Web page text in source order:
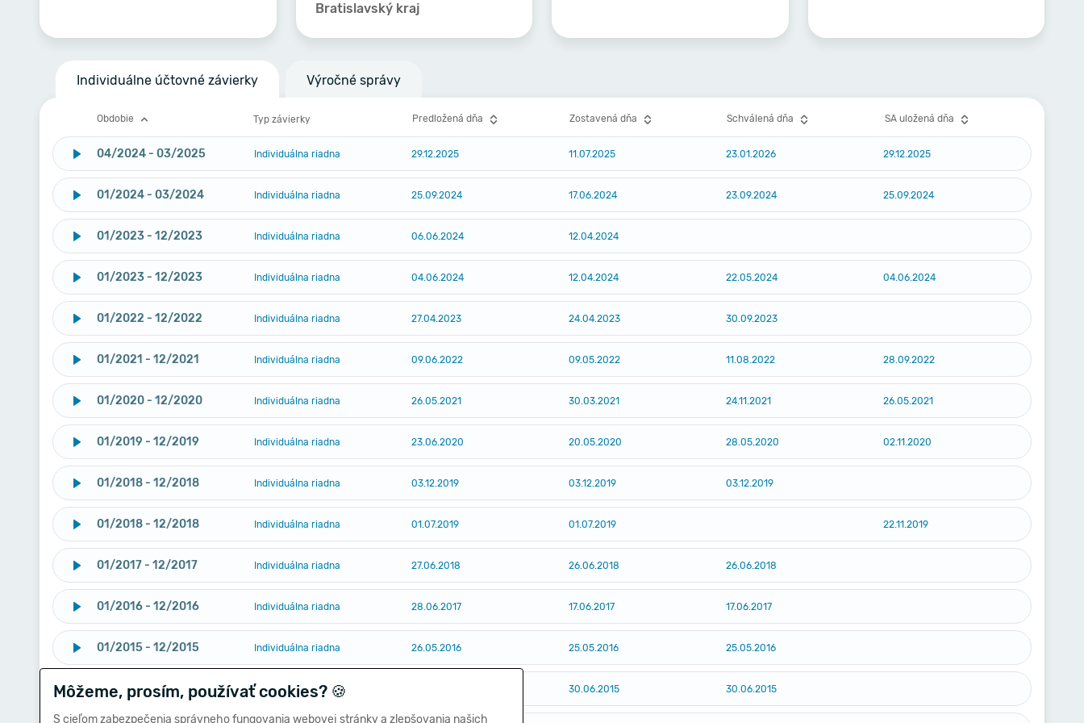
Bratislavský kraj
Individuálne účtovné závierky Výročné správy
Obdobie Typ závierky Predložená dňa Zostavená dňa Schválená dňa SA uložená dňa
04/2024 - 03/2025 Individuálna riadna 29.12.2025 11.07.2025 23.01.2026 29.12.2025
01/2024 - 03/2024 Individuálna riadna 25.09.2024 17.06.2024 23.09.2024 25.09.2024
01/2023 - 12/2023 Individuálna riadna 06.06.2024 12.04.2024
01/2023 - 12/2023 Individuálna riadna 04.06.2024 12.04.2024 22.05.2024 04.06.2024
01/2022 - 12/2022 Individuálna riadna 27.04.2023 24.04.2023 30.09.2023
01/2021 - 12/2021 Individuálna riadna 09.06.2022 09.05.2022 11.08.2022 28.09.2022
01/2020 - 12/2020 Individuálna riadna 26.05.2021 30.03.2021 24.11.2021 26.05.2021
01/2019 - 12/2019 Individuálna riadna 23.06.2020 20.05.2020 28.05.2020 02.11.2020
01/2018 - 12/2018 Individuálna riadna 03.12.2019 03.12.2019 03.12.2019
01/2018 - 12/2018 Individuálna riadna 01.07.2019 01.07.2019 22.11.2019
01/2017 - 12/2017 Individuálna riadna 27.06.2018 26.06.2018 26.06.2018
01/2016 - 12/2016 Individuálna riadna 28.06.2017 17.06.2017 17.06.2017
01/2015 - 12/2015 Individuálna riadna 26.05.2016 25.05.2016 25.05.2016
01/2014 - 12/2014 Individuálna riadna 30.06.2015 30.06.2015
Môžeme, prosím, používať cookies? 🍪
S cieľom zabezpečenia správneho fungovania webovej stránky a zlepšovania našich